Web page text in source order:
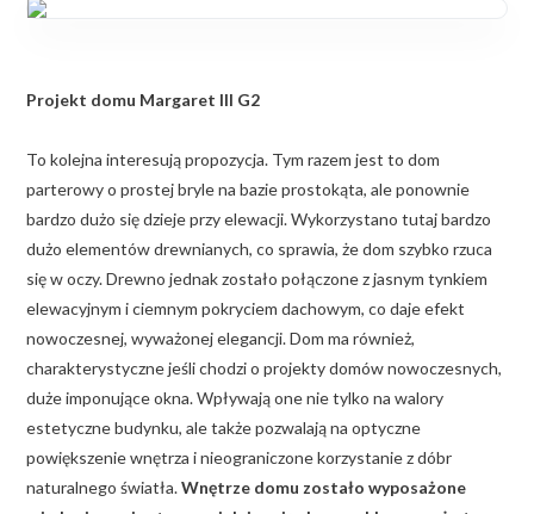
Projekt domu Margaret III G2
To kolejna interesują propozycja. Tym razem jest to dom
parterowy o prostej bryle na bazie prostokąta, ale ponownie
bardzo dużo się dzieje przy elewacji. Wykorzystano tutaj bardzo
dużo elementów drewnianych, co sprawia, że dom szybko rzuca
się w oczy. Drewno jednak zostało połączone z jasnym tynkiem
elewacyjnym i ciemnym pokryciem dachowym, co daje efekt
nowoczesnej, wyważonej elegancji. Dom ma również,
charakterystyczne jeśli chodzi o projekty domów nowoczesnych,
duże imponujące okna. Wpływają one nie tylko na walory
estetyczne budynku, ale także pozwalają na optyczne
powiększenie wnętrza i nieograniczone korzystanie z dóbr
naturalnego światła.Wnętrze domu zostało wyposażone